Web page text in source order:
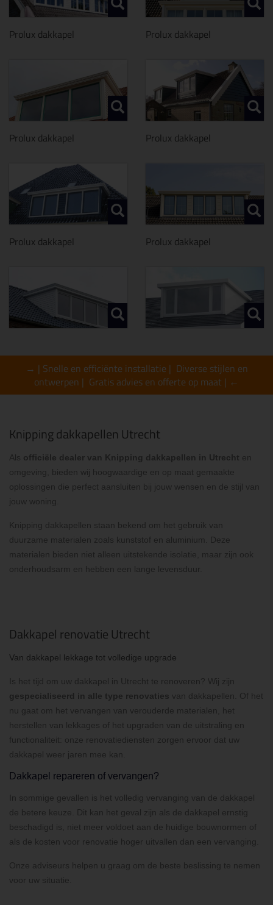
Prolux dakkapel Prolux dakkapel
Prolux dakkapel Prolux dakkapel
Prolux dakkapel Prolux dakkapel
→ | Snelle en efficiënte installatie | Diverse stijlen en
ontwerpen | Gratis advies en offerte op maat | ←
Knipping dakkapellen Utrecht
Als officiële dealer van Knipping dakkapellen in Utrecht en
omgeving, bieden wij hoogwaardige en op maat gemaakte
oplossingen die perfect aansluiten bij jouw wensen en de stijl van
jouw woning.
Knipping dakkapellen staan bekend om het gebruik van
duurzame materialen zoals kunststof en aluminium. Deze
materialen bieden niet alleen uitstekende isolatie, maar zijn ook
onderhoudsarm en hebben een lange levensduur.
Dakkapel renovatie Utrecht
Van dakkapel lekkage tot volledige upgrade
Is het tijd om uw dakkapel in Utrecht te renoveren? Wij zijn
gespecialiseerd in alle type renovaties van dakkapellen. Of het
nu gaat om het vervangen van verouderde materialen, het
herstellen van lekkages of het upgraden van de uitstraling en
functionaliteit: onze renovatiediensten zorgen ervoor dat uw
dakkapel weer jaren mee kan.
Dakkapel repareren of vervangen?
In sommige gevallen is het volledig vervanging van de dakkapel
de betere keuze. Dit kan het geval zijn als de dakkapel ernstig
beschadigd is, niet meer voldoet aan de huidige bouwnormen of
als de kosten voor renovatie hoger uitvallen dan een vervanging.
Onze adviseurs helpen u graag om de beste beslissing te nemen
voor uw situatie.